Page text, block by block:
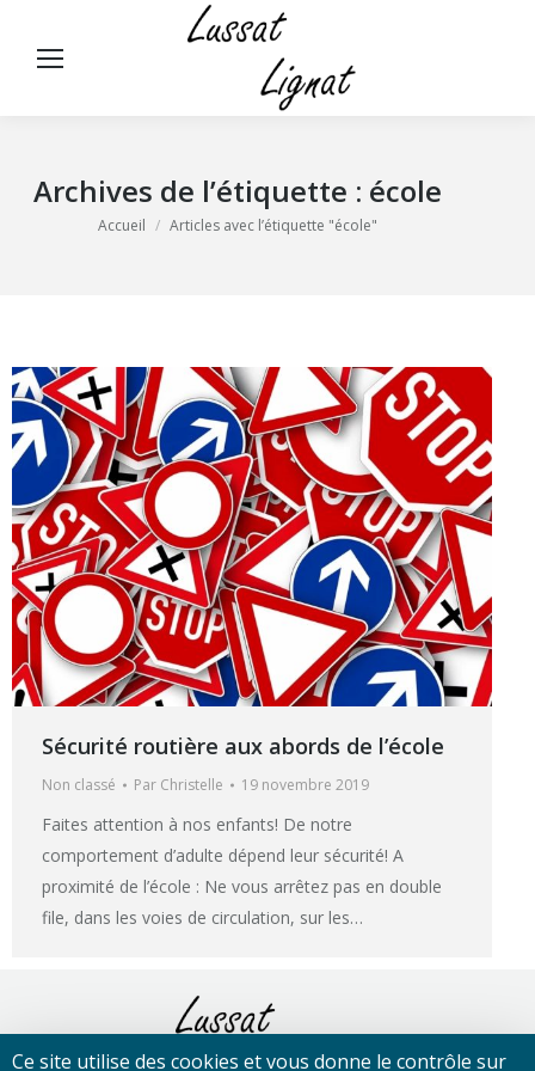
Archives de l’étiquette : école
Vous êtes ici :
Accueil Articles avec l’étiquette "école"
Sécurité routière aux abords de l’école
Non classé Par Christelle 19 novembre 2019
Faites attention à nos enfants! De notre
comportement d’adulte dépend leur sécurité! A
proximité de l’école : Ne vous arrêtez pas en double
file, dans les voies de circulation, sur les…
Panneau de gestion des cookies
Ce site utilise des cookies et vous donne le contrôle sur